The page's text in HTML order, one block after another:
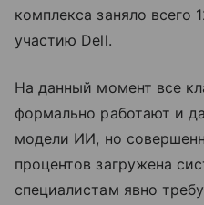
комплекса заняло всего
участию Dell.
На данный момент все
формально работают и
модели ИИ, но
процентов загружена
специалистам явно